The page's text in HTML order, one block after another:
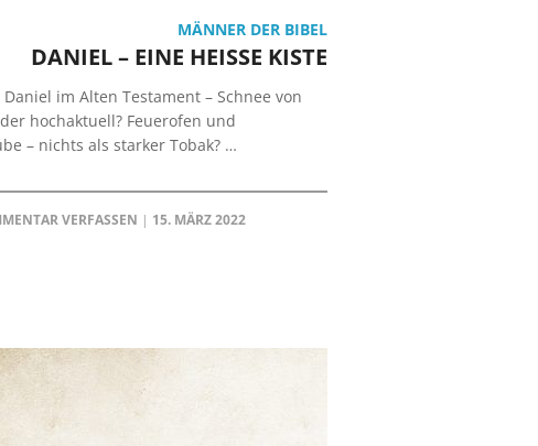
MÄNNER DER BIBEL
DANIEL – EINE HEISSE KISTE
Daniel im Alten Testament – Schnee von
hochaktuell? Feuerofen und
– nichts als starker Tobak? …
VERFASSEN | 15. MÄRZ 2022